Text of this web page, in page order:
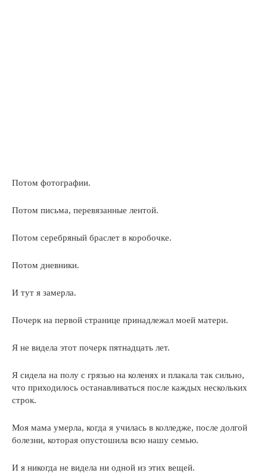
Потом фотографии.
Потом письма, перевязанные лентой.
Потом серебряный браслет в коробочке.
Потом дневники.
И тут я замерла.
Почерк на первой странице принадлежал моей матери.
Я не видела этот почерк пятнадцать лет.
Я сидела на полу с грязью на коленях и плакала так сильно,
что приходилось останавливаться после каждых нескольких
строк.
Моя мама умерла, когда я училась в колледже, после долгой
болезни, которая опустошила всю нашу семью.
И я никогда не видела ни одной из этих вещей.